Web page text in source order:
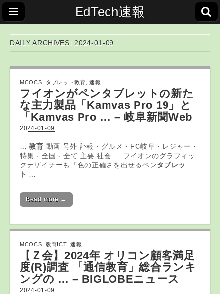
EdTech速報
DAILY ARCHIVES: 2024-01-09
MOOCS タブレット教育 ,速報
フイオンがペン タブレット の新た
な主力製品「Kamvas Pro 19」と
「Kamvas Pro … – 岐阜新聞Web
2024-01-09
…教育 動画 号外 訃報 · グルメ · FC岐阜 · レジャー ·
特集 · 全国 · 全て 主要 社会 … フイオンのグラフィッ
クデザイナーも「色の正確さを出せるペンタブレッ
ト
Read more →
MOOCS 教育ICT, 速報
【Ｚ会】2024年 オリコン顧客満足
度(R)調査 「通信教育 」総合ランキ
ングの … – BIGLOBEニュース
2024-01-09